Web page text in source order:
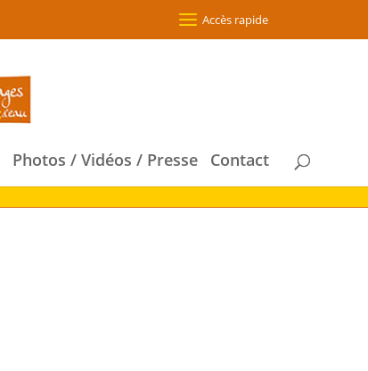
Accès rapide
Photos / Vidéos / Presse Contact